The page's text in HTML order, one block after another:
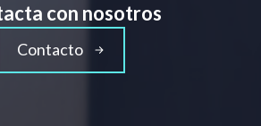
con nosotros
Contacto